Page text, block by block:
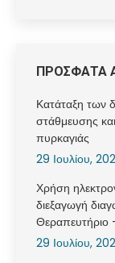
ΠΡΟΣΦΑΤΑ
Κατάταξη των
στάθμευσης
πυρκαγιάς
29 Ιουλίου,
Χρήση
διεξαγωγή
29 Ιουλίου,